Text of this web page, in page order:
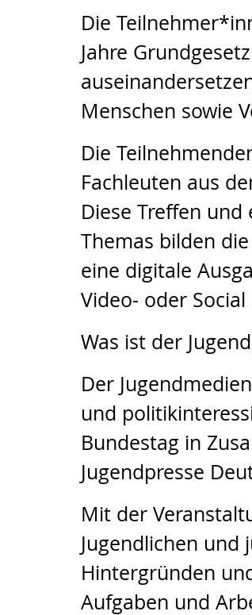
Die
Jahre
Menschen sowie
Die
Fachleuten aus
Diese Treffen
Themas bilden
eine digitale
Video- oder
Was ist der
Der
und
Bundestag in
Jugendpresse
Mit der
Jugendlichen und
Hintergründen
Aufgaben und